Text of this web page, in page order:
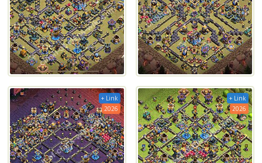
+ Link
2026
+ Link
2026